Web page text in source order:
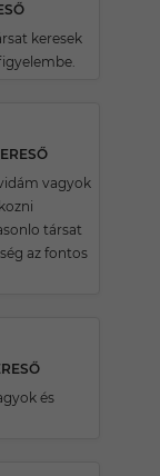
keresek
vagyok
társat
az fontos
és